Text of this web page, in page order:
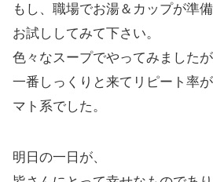
もし、職場でお湯＆カップが準
お試ししてみて下さい。
色々なスープでやってみましたが
一番しっくりと来てリピート率
マト系でした。
明日の一日が、